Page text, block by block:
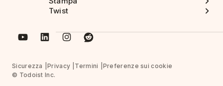
Twist
Sicurezza Privacy Termini
Preferenze sui cookie
© Todoist Inc.